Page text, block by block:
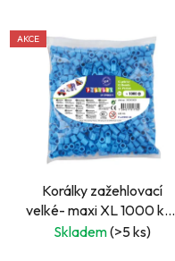
AKCE
Korálky zažehlovací
velké- maxi XL 1000 ks -
modré
Skladem(>5 ks)